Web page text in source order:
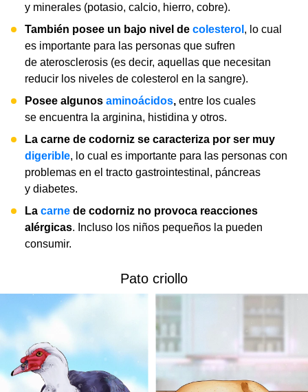
y minerales (potasio, calcio, hierro, cobre).
También posee un bajo nivel de colesterol , lo cual
es importante para las personas que sufren
de aterosclerosis (es decir, aquellas que necesitan
reducir los niveles de colesterol en la sangre).
Posee algunos aminoácidos, entre los cuales
se encuentra la arginina, histidina y otros.
La carne de codorniz se caracteriza por ser muy
digerible, lo cual es importante para las personas con
problemas en el tracto gastrointestinal, páncreas
y diabetes.
La carne de codorniz no provoca reacciones
alérgicas. Incluso los niños pequeños la pueden
consumir.
Pato criollo